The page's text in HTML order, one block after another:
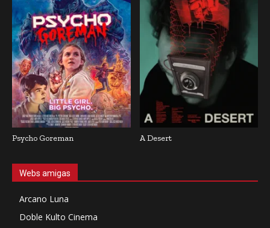
Psycho Goreman A Desert
Webs amigas
Arcano Luna
Doble Kulto Cinema